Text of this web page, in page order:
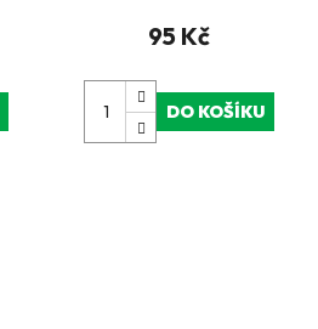
95 Kč
DO KOŠÍKU